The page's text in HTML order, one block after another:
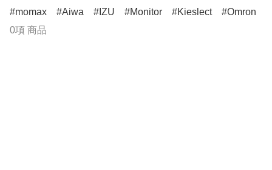
momax Aiwa IZU Monitor Kieslect Omron
0項 商品